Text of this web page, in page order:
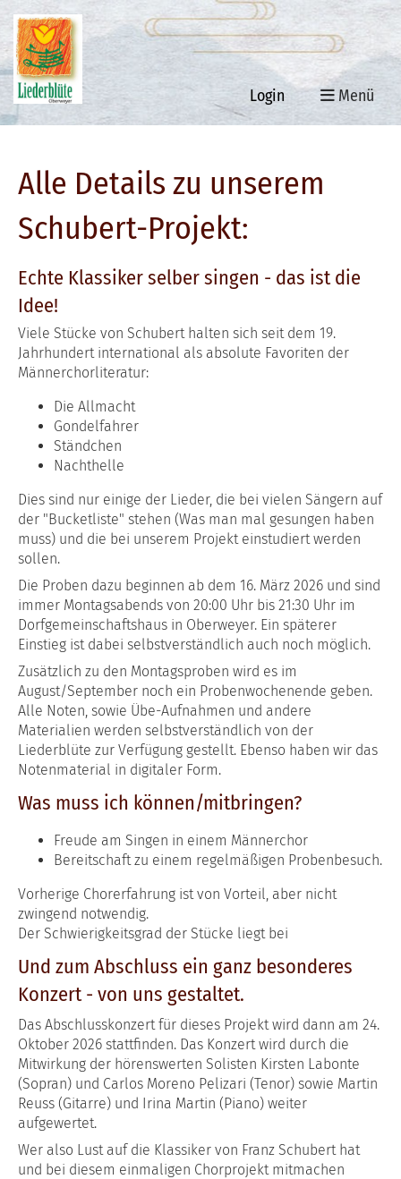
Login Menü
Alle Details zu unserem
Schubert-Projekt:
Echte Klassiker selber singen - das ist die
Idee!
Viele Stücke von Schubert halten sich seit dem 19.
Jahrhundert international als absolute Favoriten der
Männerchorliteratur:
Die Allmacht
Gondelfahrer
Ständchen
Nachthelle
Dies sind nur einige der Lieder, die bei vielen Sängern auf
der "Bucketliste" stehen (Was man mal gesungen haben
muss) und die bei unserem Projekt einstudiert werden
sollen.
Die Proben dazu beginnen ab dem 16. März 2026 und sind
immer Montagsabends von 20:00 Uhr bis 21:30 Uhr im
Dorfgemeinschaftshaus in Oberweyer. Ein späterer
Einstieg ist dabei selbstverständlich auch noch möglich.
Zusätzlich zu den Montagsproben wird es im
August/September noch ein Probenwochenende geben.
Alle Noten, sowie Übe-Aufnahmen und andere
Materialien werden selbstverständlich von der
Liederblüte zur Verfügung gestellt. Ebenso haben wir das
Notenmaterial in digitaler Form.
Was muss ich können/mitbringen?
Freude am Singen in einem Männerchor
Bereitschaft zu einem regelmäßigen Probenbesuch.
Vorherige Chorerfahrung ist von Vorteil, aber nicht
zwingend notwendig.
Der Schwierigkeitsgrad der Stücke liegt bei
Und zum Abschluss ein ganz besonderes
Konzert - von uns gestaltet.
Das Abschlusskonzert für dieses Projekt wird dann am 24.
Oktober 2026 stattfinden. Das Konzert wird durch die
Mitwirkung der hörenswerten Solisten Kirsten Labonte
(Sopran) und Carlos Moreno Pelizari (Tenor) sowie Martin
Reuss (Gitarre) und Irina Martin (Piano) weiter
aufgewertet.
Wer also Lust auf die Klassiker von Franz Schubert hat
und bei diesem einmaligen Chorprojekt mitmachen